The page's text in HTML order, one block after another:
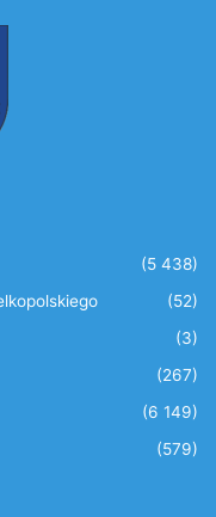
(5 438)
(52)
(3)
(267)
(6 149)
(579)